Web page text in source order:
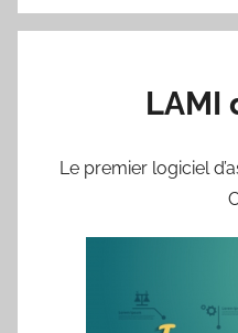
LAMI
Le premier logiciel